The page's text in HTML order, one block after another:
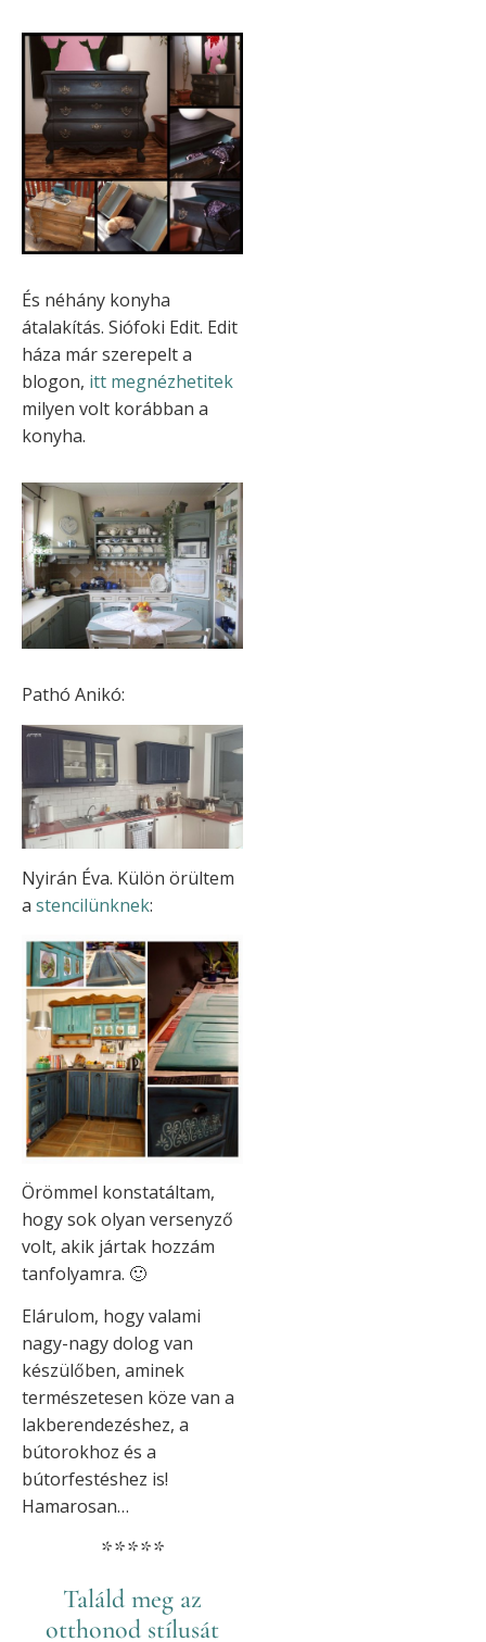
És néhány konyha
átalakítás. Siófoki Edit. Edit
háza már szerepelt a
blogon, itt megnézhetitek
milyen volt korábban a
konyha.
Pathó Anikó:
Nyirán Éva. Külön örültem
a stencilünknek:
Örömmel konstatáltam,
hogy sok olyan versenyző
volt, akik jártak hozzám
tanfolyamra. 🙂
Elárulom, hogy valami
nagy-nagy dolog van
készülőben, aminek
természetesen köze van a
lakberendezéshez, a
bútorokhoz és a
bútorfestéshez is!
Hamarosan…
*****
Találd meg az
otthonod stílusát